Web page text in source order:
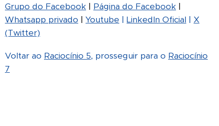
Grupo do Facebook | Página do Facebook |
Whatsapp privado | Youtube | LinkedIn Oficial | X
(Twitter)
Voltar ao Raciocínio 5, prosseguir para o Raciocínio
7